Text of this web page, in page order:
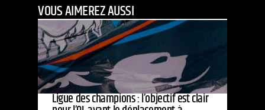
VOUS AIMEREZ AUSSI
Ligue des champions : l’objectif est clair